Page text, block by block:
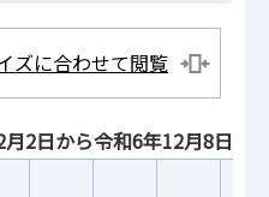
ズに合わせて閲覧
2日から令和6年12月8日)：